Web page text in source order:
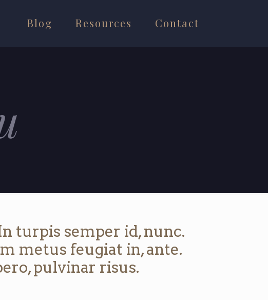
Blog Resources Contact
turpis semper id, nunc.
metus feugiat in, ante.
pulvinar risus.